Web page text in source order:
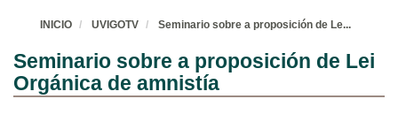
INICIO UVIGOTV Seminario sobre a proposición de Le...
Seminario sobre a proposición de Lei
Orgánica de amnistía